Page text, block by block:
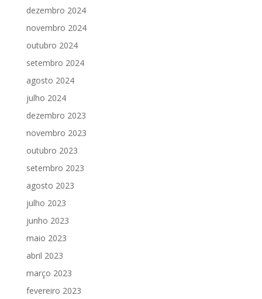
dezembro 2024
novembro 2024
outubro 2024
setembro 2024
agosto 2024
julho 2024
dezembro 2023
novembro 2023
outubro 2023
setembro 2023
agosto 2023
julho 2023
junho 2023
maio 2023
abril 2023
março 2023
fevereiro 2023